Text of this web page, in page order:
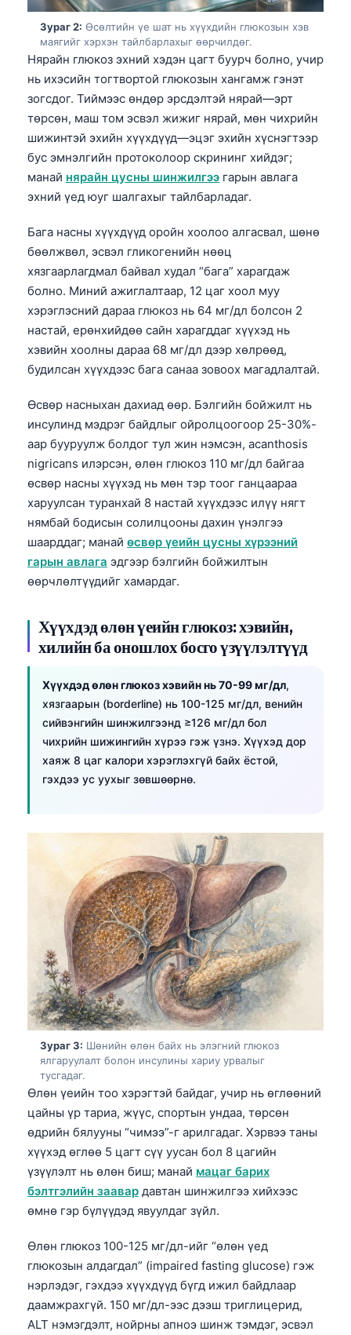
Зураг 2: Өсөлтийн үе шат нь хүүхдийн глюкозын хэв
маягийг хэрхэн тайлбарлахыг өөрчилдөг.
Нярайн глюкоз эхний хэдэн цагт буурч болно, учир
нь ихэсийн тогтвортой глюкозын хангамж гэнэт
зогсдог. Тиймээс өндөр эрсдэлтэй нярай—эрт
төрсөн, маш том эсвэл жижиг нярай, мөн чихрийн
шижинтэй эхийн хүүхдүүд—эцэг эхийн хүснэгтээр
бус эмнэлгийн протоколоор скрининг хийдэг;
манай нярайн цусны шинжилгээ гарын авлага
эхний үед юуг шалгахыг тайлбарладаг.
Бага насны хүүхдүүд оройн хоолоо алгасвал, шөнө
бөөлжвөл, эсвэл гликогенийн нөөц
хязгаарлагдмал байвал худал “бага” харагдаж
болно. Миний ажиглалтаар, 12 цаг хоол муу
хэрэглэсний дараа глюкоз нь 64 мг/дл болсон 2
настай, ерөнхийдөө сайн харагддаг хүүхэд нь
хэвийн хоолны дараа 68 мг/дл дээр хөлрөөд,
будилсан хүүхдээс бага санаа зовоох магадлалтай.
Өсвөр насныхан дахиад өөр. Бэлгийн бойжилт нь
инсулинд мэдрэг байдлыг ойролцоогоор 25-30%-
аар бууруулж болдог тул жин нэмсэн, acanthosis
nigricans илэрсэн, өлөн глюкоз 110 мг/дл байгаа
өсвөр насны хүүхэд нь мөн тэр тоог ганцаараа
харуулсан туранхай 8 настай хүүхдээс илүү нягт
нямбай бодисын солилцооны дахин үнэлгээ
шаарддаг; манай өсвөр үеийн цусны хүрээний
гарын авлага эдгээр бэлгийн бойжилтын
өөрчлөлтүүдийг хамардаг.
Хүүхдэд өлөн үеийн глюкоз: хэвийн,
хилийн ба оношлох босго үзүүлэлтүүд
Хүүхдэд өлөн глюкоз хэвийн нь 70-99 мг/дл,
хязгаарын (borderline) нь 100-125 мг/дл, венийн
сийвэнгийн шинжилгээнд ≥126 мг/дл бол
чихрийн шижингийн хүрээ гэж үзнэ. Хүүхэд дор
хаяж 8 цаг калори хэрэглэхгүй байх ёстой,
гэхдээ ус уухыг зөвшөөрнө.
Зураг 3: Шөнийн өлөн байх нь элэгний глюкоз
ялгаруулалт болон инсулины хариу урвалыг
тусгадаг.
Өлөн үеийн тоо хэрэгтэй байдаг, учир нь өглөөний
цайны үр тариа, жүүс, спортын ундаа, төрсөн
өдрийн бялууны “чимээ”-г арилгадаг. Хэрвээ таны
хүүхэд өглөө 5 цагт сүү уусан бол 8 цагийн
үзүүлэлт нь өлөн биш; манай мацаг барих
бэлтгэлийн заавар давтан шинжилгээ хийхээс
өмнө гэр бүлүүдэд явуулдаг зүйл.
Өлөн глюкоз 100-125 мг/дл-ийг “өлөн үед
глюкозын алдагдал” (impaired fasting glucose) гэж
нэрлэдэг, гэхдээ хүүхдүүд бүгд ижил байдлаар
даамжрахгүй. 150 мг/дл-ээс дээш триглицерид,
ALT нэмэгдэлт, нойрны апноэ шинж тэмдэг, эсвэл